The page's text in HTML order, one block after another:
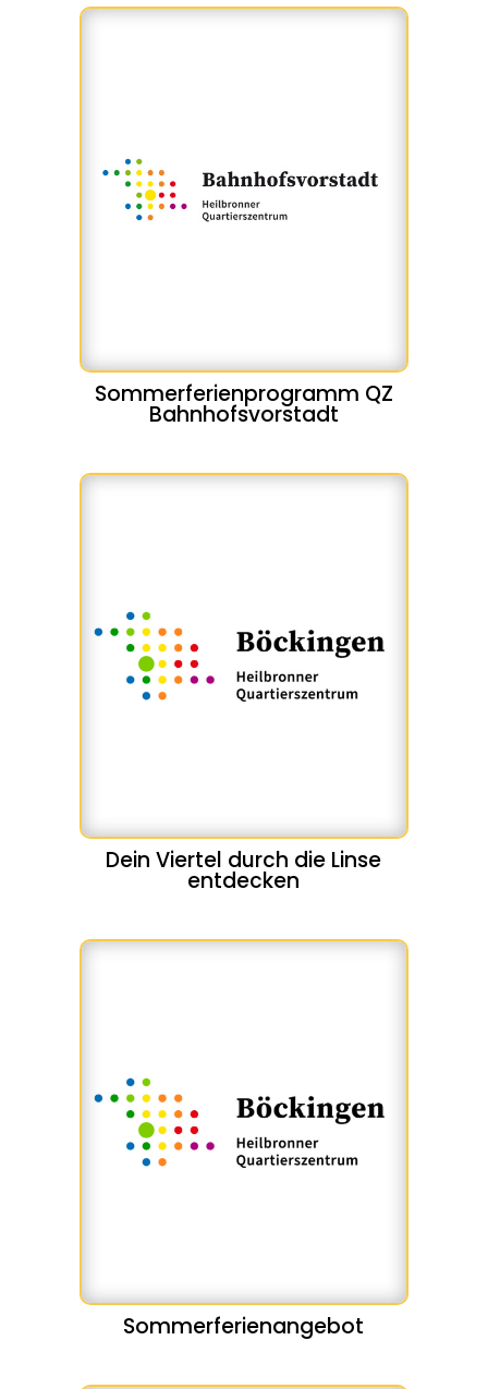
Sommerferienprogramm QZ
Bahnhofsvorstadt
Dein Viertel durch die Linse
entdecken
Sommerferienangebot